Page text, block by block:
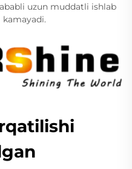
uzun muddatli ishlab